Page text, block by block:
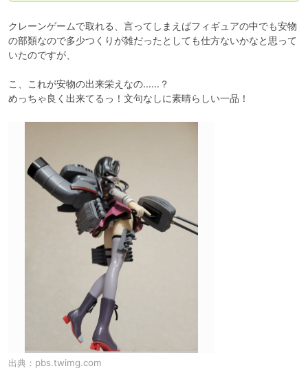
クレーンゲームで取れる、言ってしまえばフィギュアの中でも安物
の部類なので多少つくりが雑だったとしても仕方ないかなと思って
いたのですが、
こ、これが安物の出来栄えなの……？
めっちゃ良く出来てるっ！文句なしに素晴らしい一品！
出典： pbs.twimg.com